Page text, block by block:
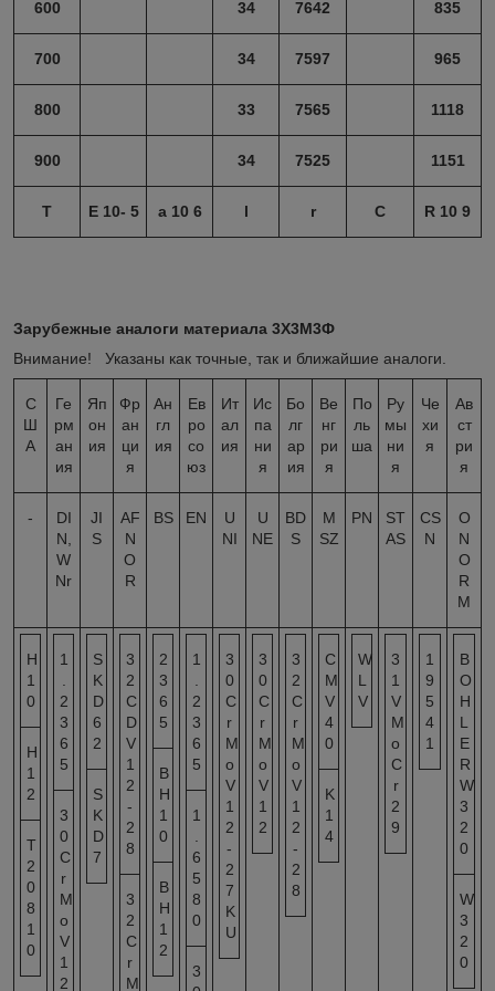
600 34 7642 835
700 34 7597 965
800 33 7565 1118
900 34 7525 1151
T E 10- 5 a10 6 l r C R 10 9
Зарубежные аналоги материала 3Х3М3Ф
Внимание! Указаны как точные, так и ближайшие аналоги.
С
Ш
А
Ге
рм
ан
ия
Яп
он
ия
Фр
ан
ци
я
Ан
гл
ия
Ев
ро
со
юз
Ит
ал
ия
Ис
па
ни
я
Бо
лг
ар
ия
Ве
нг
ри
я
По
ль
ша
Ру
мы
ни
я
Че
хи
я
Ав
ст
ри
я
-
DI
N,
W
Nr
JI
S
AF
N
O
R
BS EN
U
NI
U
NE
BD
S
M
SZ
PN
ST
AS
CS
N
O
N
O
R
M
H
1
0
H
1
2
T
2
0
8
1
0
1
2
3
6
5
3
0
C
r
M
o
V
1
2
S
K
D
6
2
S
K
D
7
3
2
C
D
V
1
2
-
2
8
3
2
C
r
M
2
3
6
5
B
H
1
0
B
H
1
2
1
2
3
6
5
1
6
5
8
0
3
3
0
C
r
M
o
V
1
2
-
2
7
K
U
3
0
C
r
M
o
V
1
2
3
2
C
r
M
o
V
1
2
-
2
8
C
M
V
4
0
K
1
4
W
L
V
3
1
V
M
o
C
r
2
9
1
9
5
4
1
B
O
H
L
E
R
W
3
2
0
W
3
2
0